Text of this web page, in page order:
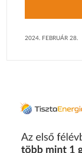
2024. FEBRUÁR 28.